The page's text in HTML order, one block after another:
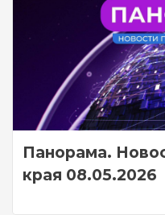
Панорама.
края 08.05.2026